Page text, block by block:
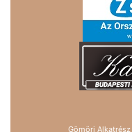
Gömöri